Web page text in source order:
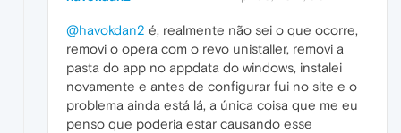
@havokdan2 é, realmente não sei o que ocorre,
removi o opera com o revo unistaller, removi a
pasta do app no appdata do windows, instalei
novamente e antes de configurar fui no site e o
problema ainda está lá, a única coisa que me eu
penso que poderia estar causando esse